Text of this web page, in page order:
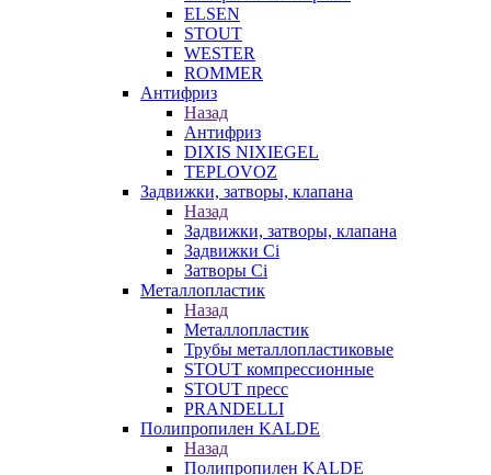
ELSEN
STOUT
WESTER
ROMMER
Антифриз
Назад
Антифриз
DIXIS NIXIEGEL
TEPLOVOZ
Задвижки, затворы, клапана
Назад
Задвижки, затворы, клапана
Задвижки Ci
Затворы Ci
Металлопластик
Назад
Металлопластик
Трубы металлопластиковые
STOUT компрессионные
STOUT пресс
PRANDELLI
Полипропилен KALDE
Назад
Полипропилен KALDE